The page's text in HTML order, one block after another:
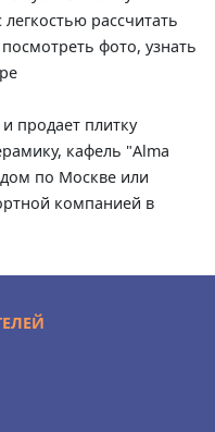
рассчитать
фото, узнать
продает плитку
кафель "Alma
дом по Москве или
компанией в